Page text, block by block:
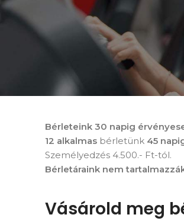
Bérleteink 30 napig
12 alkalmas bérletünk 45
Személyedzés 4.500.- Ft-tól.
Bérletáraink nem
Vásárold meg